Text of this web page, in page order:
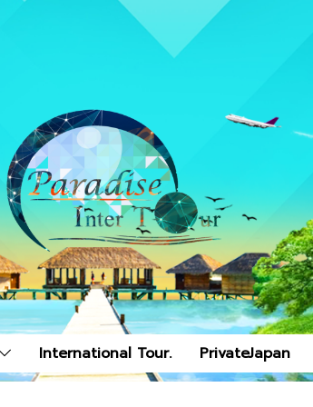
International Tour. PrivateJapan